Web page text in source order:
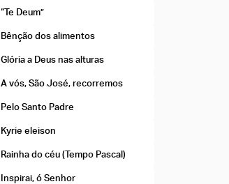
“Te Deum”
Bênção dos alimentos
Glória a Deus nas alturas
A vós, São José, recorremos
Pelo Santo Padre
Kyrie eleison
Rainha do céu (Tempo Pascal)
Inspirai, ó Senhor